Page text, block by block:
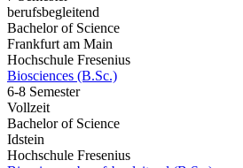
berufsbegleitend
Bachelor of Science
Frankfurt am Main
Hochschule Fresenius
Biosciences (B.Sc.)
6-8 Semester
Vollzeit
Bachelor of Science
Idstein
Hochschule Fresenius